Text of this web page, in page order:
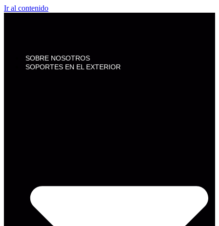
Ir al contenido
SOBRE NOSOTROS
SOPORTES EN EL EXTERIOR